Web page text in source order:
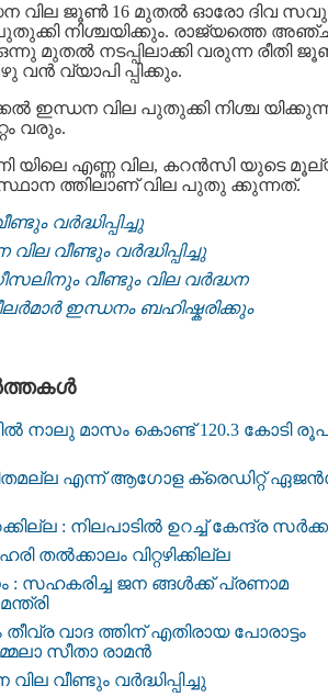
വില ജൂണ്‍ 16 മുതല്‍ ഓരോ ദിവ
നിശ്ചയിക്കും. രാജ്യത്തെ
മുതല്‍ നടപ്പിലാക്കി വരുന്ന രീതി
വന്‍ വ്യാപി പ്പിക്കും.
ഇന്ധന വില പുതുക്കി നിശ്ച
വരും.
യിലെ എണ്ണ വില, കറന്‍സി യുടെ
ത്തിലാണ് വില പുതു ക്കുന്നത്.
വര്‍ദ്ധിപ്പിച്ചു
വീണ്ടും വര്‍ദ്ധിപ്പിച്ചു
വീണ്ടും വില വര്‍ദ്ധന
ഇന്ധനം ബഹിഷ്കരിക്കും
നാലു മാസം കൊണ്ട് 120.3 കോടി
എന്ന് ആഗോള ക്രെഡിറ്റ്
: നിലപാടില്‍ ഉറച്ച് കേന്ദ്ര
തല്‍ക്കാലം വിറ്റഴിക്കില്ല
: സഹകരിച്ച ജന ങ്ങൾക്ക് പ്രണാമ
തീവ്ര വാദ ത്തിന് എതിരായ പോരാട്ടം
സീതാ രാമൻ
വീണ്ടും വര്‍ദ്ധിപ്പിച്ചു